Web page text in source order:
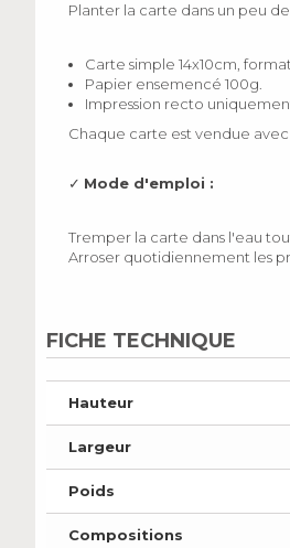
Planter la carte dans un peu
Carte simple 14x10cm,
Papier ensemencé 100g.
Impression recto
Chaque carte est vendue
✓ Mode d'emploi :
Tremper la carte dans l'eau
Arroser quotidiennement les
FICHE TECHNIQUE
Hauteur
Largeur
Poids
Compositions